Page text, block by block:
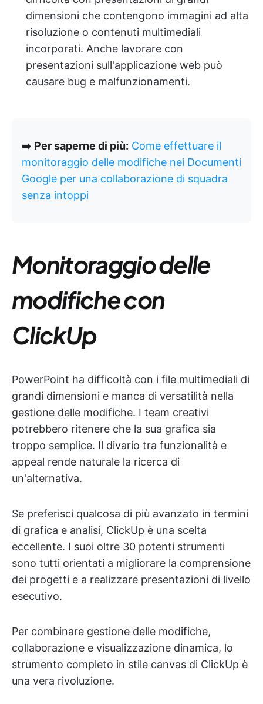
dimensioni che contengono immagini ad alta
risoluzione o contenuti multimediali
incorporati. Anche lavorare con
presentazioni sull'applicazione web può
causare bug e malfunzionamenti.
➡️ Per saperne di più: Come effettuare il
monitoraggio delle modifiche nei Documenti
Google per una collaborazione di squadra
senza intoppi
Monitoraggio delle
modifiche con
ClickUp
PowerPoint ha difficoltà con i file multimediali di
grandi dimensioni e manca di versatilità nella
gestione delle modifiche. I team creativi
potrebbero ritenere che la sua grafica sia
troppo semplice. Il divario tra funzionalità e
appeal rende naturale la ricerca di
un'alternativa.
Se preferisci qualcosa di più avanzato in termini
di grafica e analisi, ClickUp è una scelta
eccellente. I suoi oltre 30 potenti strumenti
sono tutti orientati a migliorare la comprensione
dei progetti e a realizzare presentazioni di livello
esecutivo.
Per combinare gestione delle modifiche,
collaborazione e visualizzazione dinamica, lo
strumento completo in stile canvas di ClickUp è
una vera rivoluzione.